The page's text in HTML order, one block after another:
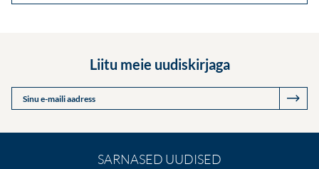
Liitu meie uudiskirjaga
Sinu e-maili aadress
SARNASED UUDISED